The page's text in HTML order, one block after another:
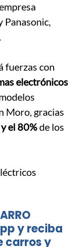
Panasonic,
fuerzas con
electrónicos
Moro, gracias
el 80%de los
y reciba
carros y